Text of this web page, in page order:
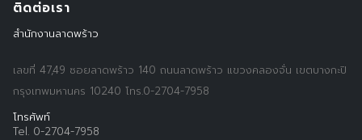
ติดต่อเรา
สำนักงานลาดพร้าว
เลขที่ 47,49 ซอยลาดพร้าว 140 ถนนลาดพร้าว แขวงคลองจั่น เขตบางกะปิ
กรุงเทพมหานคร 10240 โทร.0-2704-7958
โทรศัพท์
Tel. 0-2704-7958